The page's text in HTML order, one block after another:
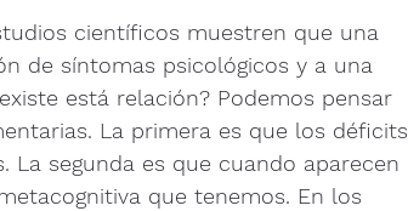
científicos muestren que una
de síntomas psicológicos y a una
está relación? Podemos pensar
La primera es que los déficits
La segunda es que cuando aparecen
que tenemos. En los